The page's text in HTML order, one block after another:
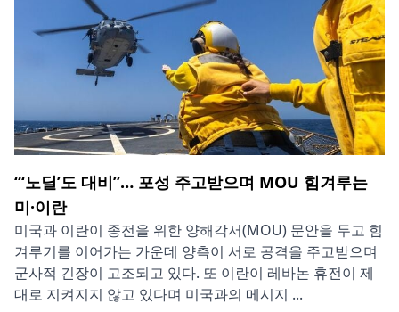
“‘노딜’도 대비”… 포성 주고받으며 MOU 힘겨루는
미·이란
미국과 이란이 종전을 위한 양해각서(MOU) 문안을 두고 힘
겨루기를 이어가는 가운데 양측이 서로 공격을 주고받으며
군사적 긴장이 고조되고 있다. 또 이란이 레바논 휴전이 제
대로 지켜지지 않고 있다며 미국과의 메시지 ...